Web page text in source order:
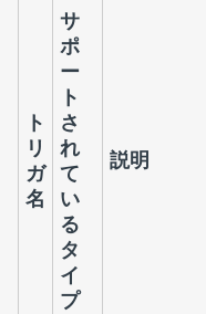
ト
リ
ガ
名
サ
ポ
ー
ト
さ
れ
て
い
る
タ
イ
プ
説明